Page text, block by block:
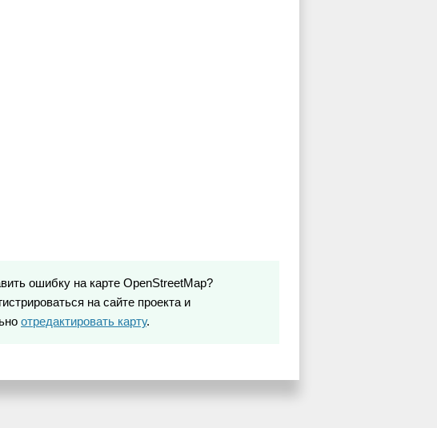
ошибку на карте OpenStreetMap?
на сайте проекта и
отредактировать карту.